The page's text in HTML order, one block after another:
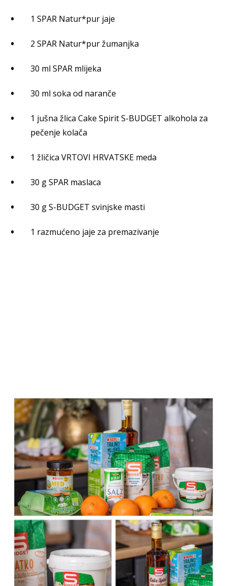
1 SPAR Natur*pur jaje
2 SPAR Natur*pur žumanjka
30 ml SPAR mlijeka
30 ml soka od naranče
1 jušna žlica Cake Spirit S-BUDGET alkohola za
pečenje kolača
1 žličica VRTOVI HRVATSKE meda
30 g SPAR maslaca
30 g S-BUDGET svinjske masti
1 razmućeno jaje za premazivanje